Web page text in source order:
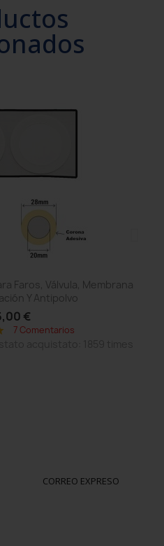
Faros, Válvula, Membrana
Y Antipolvo
€
7 Comentarios
CORREO EXPRESO